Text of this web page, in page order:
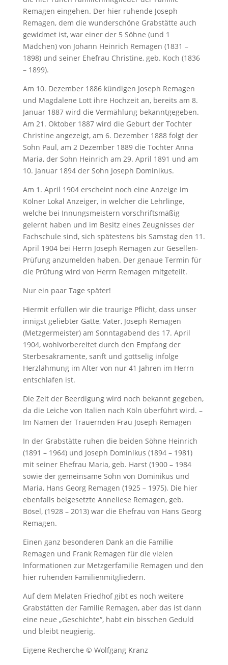
Remagen eingehen. Der hier ruhende Joseph
Remagen, dem die wunderschöne Grabstätte auch
gewidmet ist, war einer der 5 Söhne (und 1
Mädchen) von Johann Heinrich Remagen (1831 –
1898) und seiner Ehefrau Christine, geb. Koch (1836
– 1899).
Am 10. Dezember 1886 kündigen Joseph Remagen
und Magdalene Lott ihre Hochzeit an, bereits am 8.
Januar 1887 wird die Vermählung bekanntgegeben.
Am 21. Oktober 1887 wird die Geburt der Tochter
Christine angezeigt, am 6. Dezember 1888 folgt der
Sohn Paul, am 2 Dezember 1889 die Tochter Anna
Maria, der Sohn Heinrich am 29. April 1891 und am
10. Januar 1894 der Sohn Joseph Dominikus.
Am 1. April 1904 erscheint noch eine Anzeige im
Kölner Lokal Anzeiger, in welcher die Lehrlinge,
welche bei Innungsmeistern vorschriftsmäßig
gelernt haben und im Besitz eines Zeugnisses der
Fachschule sind, sich spätestens bis Samstag den 11.
April 1904 bei Herrn Joseph Remagen zur Gesellen-
Prüfung anzumelden haben. Der genaue Termin für
die Prüfung wird von Herrn Remagen mitgeteilt.
Nur ein paar Tage später!
Hiermit erfüllen wir die traurige Pflicht, dass unser
innigst geliebter Gatte, Vater, Joseph Remagen
(Metzgermeister) am Sonntagabend des 17. April
1904, wohlvorbereitet durch den Empfang der
Sterbesakramente, sanft und gottselig infolge
Herzlähmung im Alter von nur 41 Jahren im Herrn
entschlafen ist.
Die Zeit der Beerdigung wird noch bekannt gegeben,
da die Leiche von Italien nach Köln überführt wird. –
Im Namen der Trauernden Frau Joseph Remagen
In der Grabstätte ruhen die beiden Söhne Heinrich
(1891 – 1964) und Joseph Dominikus (1894 – 1981)
mit seiner Ehefrau Maria, geb. Harst (1900 – 1984
sowie der gemeinsame Sohn von Dominikus und
Maria, Hans Georg Remagen (1925 – 1975). Die hier
ebenfalls beigesetzte Anneliese Remagen, geb.
Bösel, (1928 – 2013) war die Ehefrau von Hans Georg
Remagen.
Einen ganz besonderen Dank an die Familie
Remagen und Frank Remagen für die vielen
Informationen zur Metzgerfamilie Remagen und den
hier ruhenden Familienmitgliedern.
Auf dem Melaten Friedhof gibt es noch weitere
Grabstätten der Familie Remagen, aber das ist dann
eine neue „Geschichte“, habt ein bisschen Geduld
und bleibt neugierig.
Eigene Recherche © Wolfgang Kranz